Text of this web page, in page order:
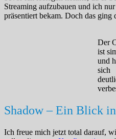
Streaming aufzubauen und ich
präsentiert bekam. Doch das ging
Der
ist
und
sich
Shadow – Ein Blick
Ich freue mich jetzt total darauf,